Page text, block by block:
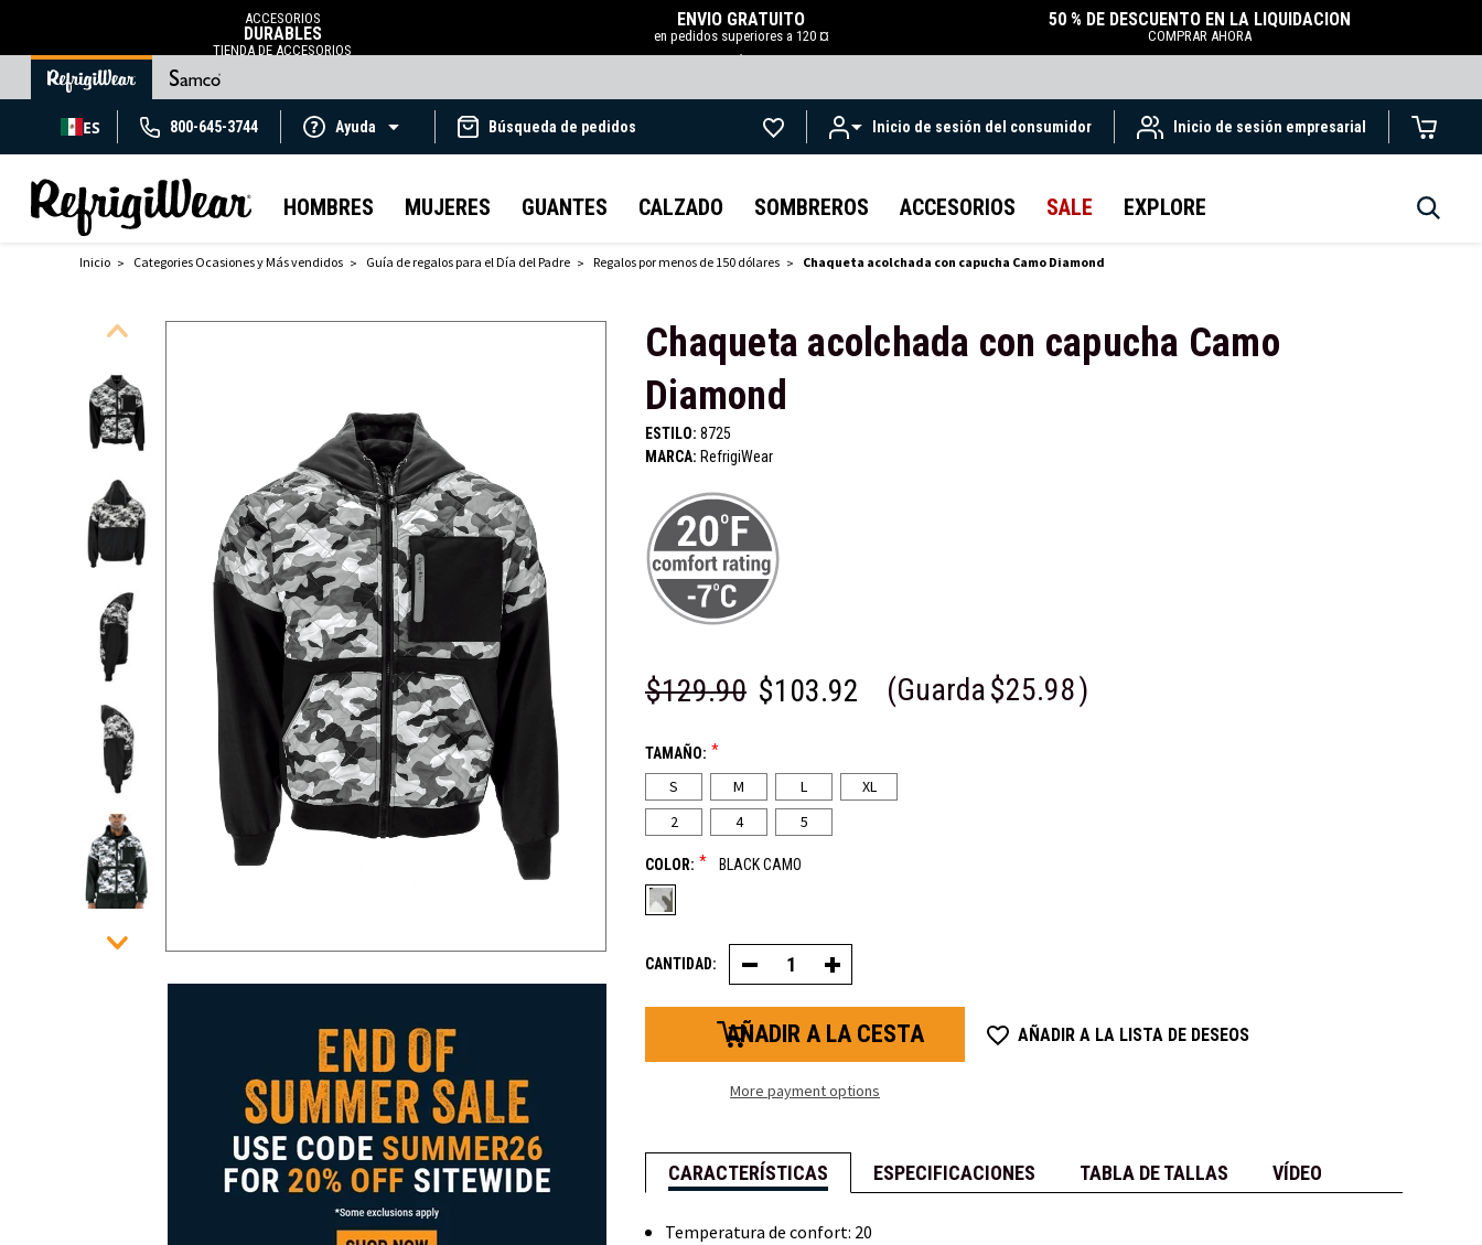
ACCESORIOS
DURABLES
TIENDA DE ACCESORIOS
ENVÍO GRATUITO
en pedidos superiores a 120 ¤
.
50 % DE DESCUENTO EN LA LIQUIDACIÓN
COMPRAR AHORA
ES 800-645-3744 Ayuda Búsqueda de pedidos Inicio de sesión del consumidor Inicio de sesión empresarial
HOMBRES MUJERES GUANTES CALZADO SOMBREROS ACCESORIOS SALE EXPLORE
Inicio Categories Ocasiones y Más vendidos Guía de regalos para el Día del Padre Regalos por menos de 150 dólares Chaqueta acolchada con capucha Camo Diamond
Chaqueta acolchada con capucha Camo
Diamond
ESTILO: 8725
MARCA: RefrigiWear
$129.90 $103.92 (Guarda$25.98)
TAMAÑO: *
S M L
XL
2
4 5
COLOR: * BLACK CAMO
CANTIDAD: Disminuir
la
cantidad
de
chaqueta
capucha
Camo
Aumentar
la
cantidad
chaquetas
capucha
Camo
More payment options
AÑADIR A LA LISTA DE DESEOS
CARACTERÍSTICAS ESPECIFICACIONES TABLA DE TALLAS VÍDEO
Temperatura de confort: 20